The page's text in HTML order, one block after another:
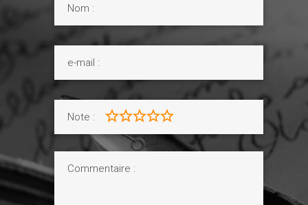
Note :